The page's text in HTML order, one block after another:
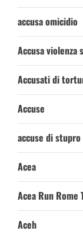
accusa omicidio
Accusa violenza
Accusati di
Accuse
accuse di stupro
Acea
Acea Run Rome
Aceh